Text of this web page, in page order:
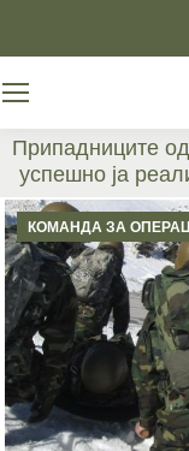
Припадниците
успешно ја
КОМАНДА ЗА